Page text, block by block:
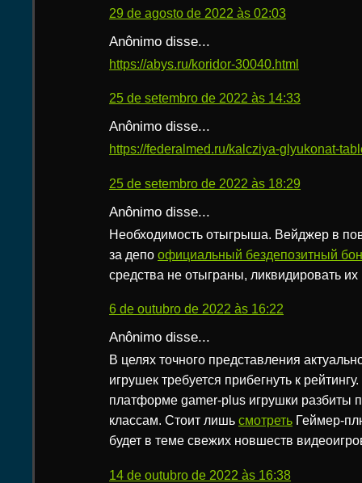
29 de agosto de 2022 às 02:03
Anônimo disse...
https://abys.ru/koridor-30040.html
25 de setembro de 2022 às 14:33
Anônimo disse...
https://federalmed.ru/kalcziya-glyukonat-
25 de setembro de 2022 às 18:29
Anônimo disse...
Необходимость отыгрыша. Вейджер в
за депо официальный бездепозитный
средства не отыграны, ликвидировать
6 de outubro de 2022 às 16:22
Anônimo disse...
В целях точного представления
игрушек требуется прибегнуть к
платформе gamer-plus игрушки разбиты
классам. Стоит лишь смотреть Геймер-
будет в теме свежих новшеств
14 de outubro de 2022 às 16:38